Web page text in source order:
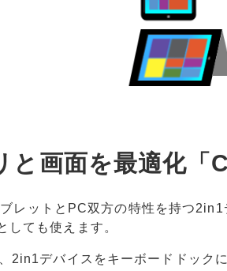
画面を最適化「
レットとPC双方の特性を持つ2in1
しても使えます。
デバイスをキーボードドック